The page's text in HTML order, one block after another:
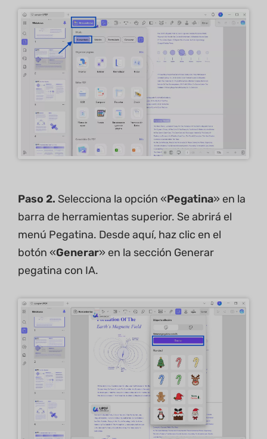
Paso 2. Selecciona la opción «Pegatina» en la
barra de herramientas superior. Se abrirá el
menú Pegatina. Desde aquí, haz clic en el
botón «Generar» en la sección Generar
pegatina con IA.